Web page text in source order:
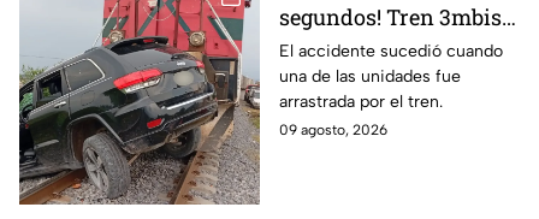
segundos! Tren 3mbiste
una camioneta en
Guanajuato; este fue el
saldo de las víct1mas
El accidente sucedió cuando
una de las unidades fue
arrastrada por el tren.
09 agosto, 2026